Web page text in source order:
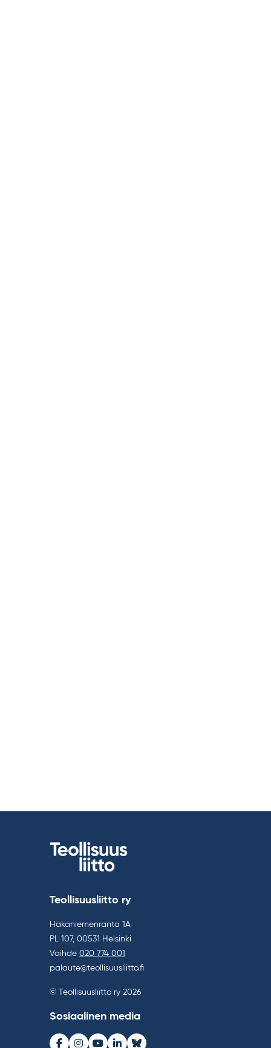
Teollisuusliitto ry
Hakaniemenranta 1A
PL 107, 00531 Helsinki
Vaihde 020 774 001
palaute@teollisuusliitto.fi
© Teollisuusliitto ry 2026
Sosiaalinen media